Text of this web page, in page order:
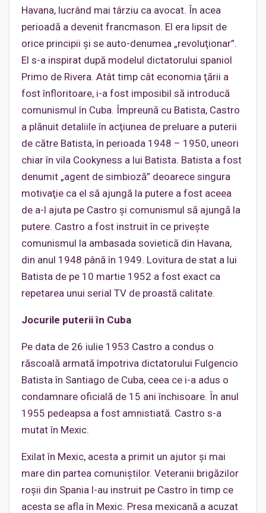
Havana, lucrând mai târziu ca avocat. În acea
perioadă a devenit francmason. El era lipsit de
orice principii şi se auto-denumea „revoluţionar”.
El s-a inspirat după modelul dictatorului spaniol
Primo de Rivera. Atât timp cât economia ţării a
fost înfloritoare, i-a fost imposibil să introducă
comunismul în Cuba. Împreună cu Batista, Castro
a plănuit detaliile în acţiunea de preluare a puterii
de către Batista, în perioada 1948 – 1950, uneori
chiar în vila Cookyness a lui Batista. Batista a fost
denumit „agent de simbioză” deoarece singura
motivaţie ca el să ajungă la putere a fost aceea
de a-l ajuta pe Castro şi comunismul să ajungă la
putere. Castro a fost instruit în ce priveşte
comunismul la ambasada sovietică din Havana,
din anul 1948 până în 1949. Lovitura de stat a lui
Batista de pe 10 martie 1952 a fost exact ca
repetarea unui serial TV de proastă calitate.
Jocurile puterii în Cuba
Pe data de 26 iulie 1953 Castro a condus o
răscoală armată împotriva dictatorului Fulgencio
Batista în Santiago de Cuba, ceea ce i-a adus o
condamnare oficială de 15 ani închisoare. În anul
1955 pedeapsa a fost amnistiată. Castro s-a
mutat în Mexic.
Exilat în Mexic, acesta a primit un ajutor şi mai
mare din partea comuniştilor. Veteranii brigăzilor
roşii din Spania l-au instruit pe Castro în timp ce
acesta se afla în Mexic. Presa mexicană a acuzat